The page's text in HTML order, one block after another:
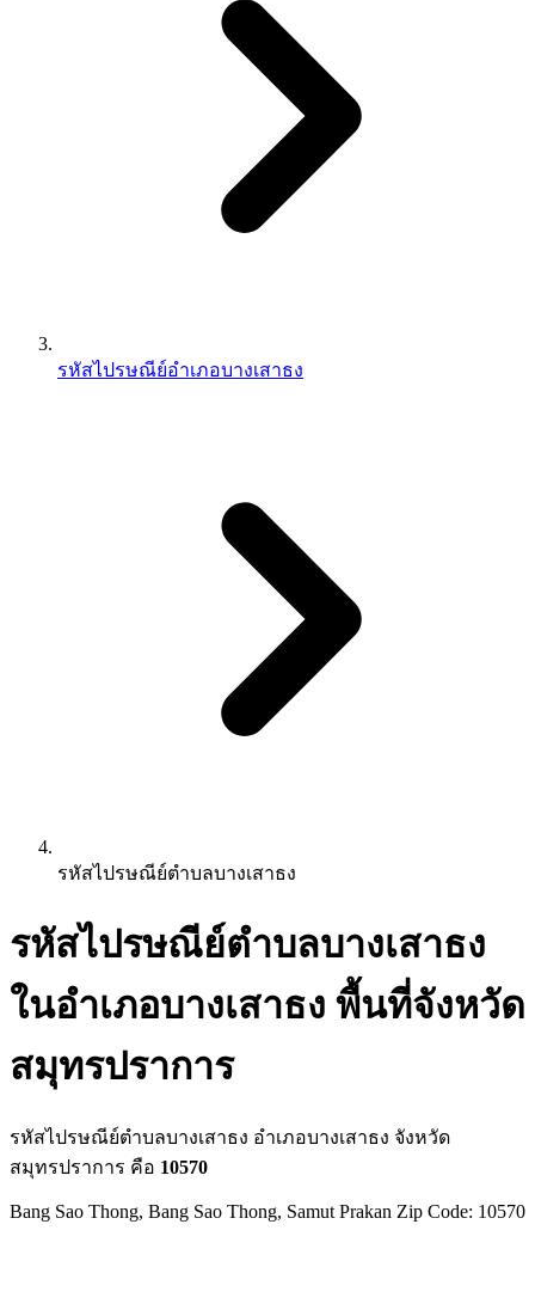
รหัสไปรษณีย์อำเภอบางเสาธง
รหัสไปรษณีย์ตำบลบางเสาธง
รหัสไปรษณีย์ตำบลบางเสาธง
ในอำเภอบางเสาธง พื้นที่จังหวัด
สมุทรปราการ
รหัสไปรษณีย์ตำบลบางเสาธง อำเภอบางเสาธง จังหวัด
สมุทรปราการ คือ 10570
Bang Sao Thong, Bang Sao Thong, Samut Prakan Zip Code: 10570